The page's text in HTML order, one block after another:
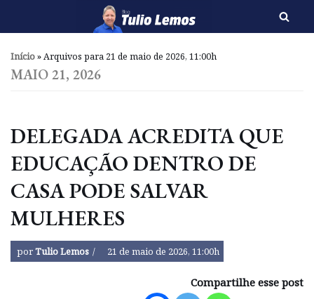
para
o
Início»Arquivos para 21 de maio de 2026, 11:00h
MAIO 21, 2026
DELEGADA ACREDITA QUE
EDUCAÇÃO DENTRO DE
CASA PODE SALVAR
MULHERES
porTulio Lemos 21 de maio de 2026, 11:00h
Compartilhe esse post